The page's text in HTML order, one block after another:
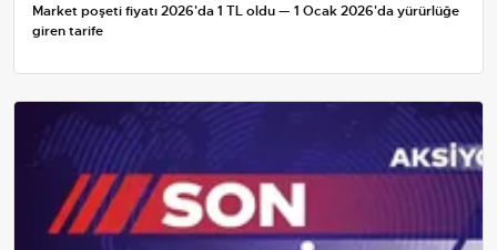
Market poşeti fiyatı 2026'da 1 TL oldu — 1 Ocak 2026'da yürürlüğe
giren tarife